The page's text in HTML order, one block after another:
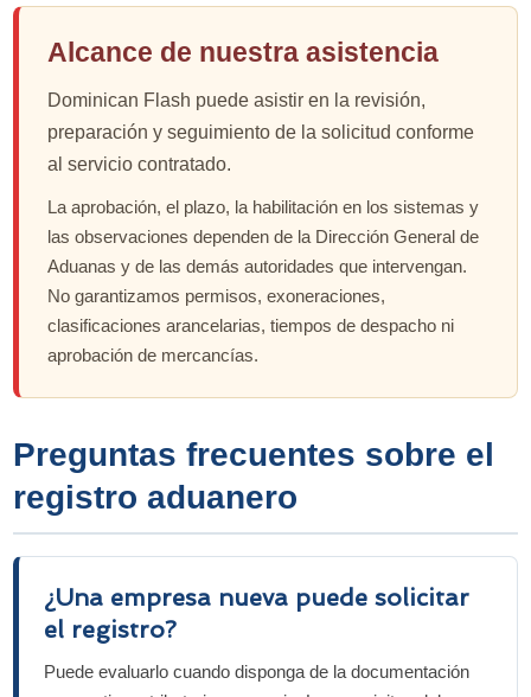
Alcance de nuestra asistencia
Dominican Flash puede asistir en la revisión,
preparación y seguimiento de la solicitud conforme
al servicio contratado.
La aprobación, el plazo, la habilitación en los sistemas y
las observaciones dependen de la Dirección General de
Aduanas y de las demás autoridades que intervengan.
No garantizamos permisos, exoneraciones,
clasificaciones arancelarias, tiempos de despacho ni
aprobación de mercancías.
Preguntas frecuentes sobre el
registro aduanero
¿Una empresa nueva puede solicitar
el registro?
Puede evaluarlo cuando disponga de la documentación